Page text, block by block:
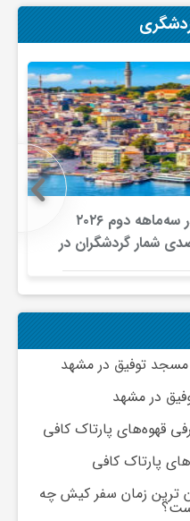
درآمد گردشگری ترکیه در سه‌ماهه دوم ۲۰۲۶
افت ۵.۱ درصدی شمار گردشگران در
مسجد توفیق در مشهد
در مشهد
قهوه‌های پارتاک کافی
پارتاک کافی
ترین زمان سفر کیش چه